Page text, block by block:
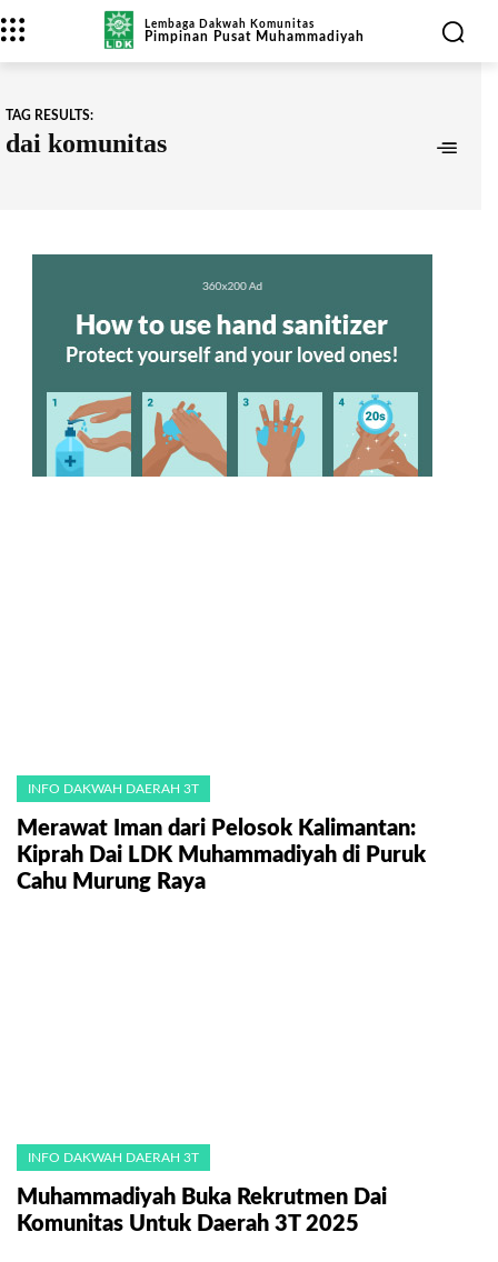
Lembaga Dakwah Komunitas
Pimpinan Pusat Muhammadiyah
TAG RESULTS:
dai komunitas
INFO DAKWAH DAERAH 3T
Merawat Iman dari Pelosok Kalimantan:
Kiprah Dai LDK Muhammadiyah di Puruk
Cahu Murung Raya
INFO DAKWAH DAERAH 3T
Muhammadiyah Buka Rekrutmen Dai
Komunitas Untuk Daerah 3T 2025